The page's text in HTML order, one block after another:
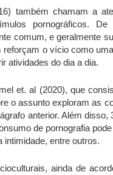
também chamam a
pornográficos.
comum, e geralmente
reforçam o vício como
atividades do dia a dia.
et. al (2020), que
o assunto exploram as
anterior. Além
de pornografia
intimidade, entre outros.
ainda de